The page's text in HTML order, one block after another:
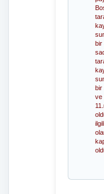
bir
bir
ve